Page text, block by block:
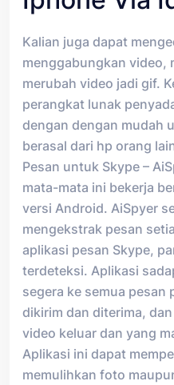
Kalian juga dapat
menggabungkan video,
merubah video jadi gif.
perangkat lunak
dengan dengan mudah
berasal dari hp orang
Pesan untuk Skype –
mata-mata ini bekerja
versi Android. AiSpyer
mengekstrak pesan
aplikasi pesan Skype,
terdeteksi. Aplikasi
segera ke semua pesan
dikirim dan diterima,
video keluar dan yang
Aplikasi ini dapat
memulihkan foto